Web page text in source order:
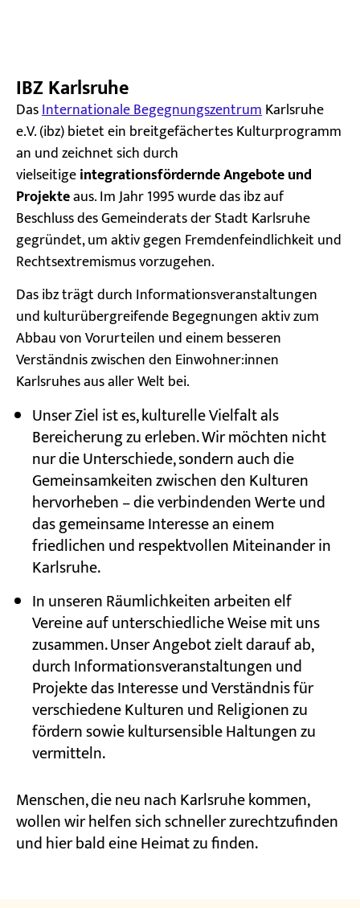
IBZ Karlsruhe
DasInternationale BegegnungszentrumKarlsruhe
e.V. (ibz) bietet ein breitgefächertes Kulturprogramm
an und zeichnet sich durch
vielseitigeintegrationsfördernde Angebote und
Projekteaus. Im Jahr 1995 wurde das ibz auf
Beschluss des Gemeinderats der Stadt Karlsruhe
gegründet, um aktiv gegen Fremdenfeindlichkeit und
Rechtsextremismus vorzugehen.
Das ibz trägt durch Informationsveranstaltungen
und kulturübergreifende Begegnungen aktiv zum
Abbau von Vorurteilen und einem besseren
Verständnis zwischen den Einwohner:innen
Karlsruhes aus aller Welt bei.
Unser Ziel ist es, kulturelle Vielfalt als
Bereicherung zu erleben. Wir möchten nicht
nur die Unterschiede, sondern auch die
Gemeinsamkeiten zwischen den Kulturen
hervorheben – die verbindenden Werte und
das gemeinsame Interesse an einem
friedlichen und respektvollen Miteinander in
Karlsruhe.
In unseren Räumlichkeiten arbeiten elf
Vereine auf unterschiedliche Weise mit uns
zusammen. Unser Angebot zielt darauf ab,
durch Informationsveranstaltungen und
Projekte das Interesse und Verständnis für
verschiedene Kulturen und Religionen zu
fördern sowie kultursensible Haltungen zu
vermitteln.
Menschen, die neu nach Karlsruhe kommen,
wollen wir helfen sich schneller zurechtzufinden
und hier bald eine Heimat zu finden.